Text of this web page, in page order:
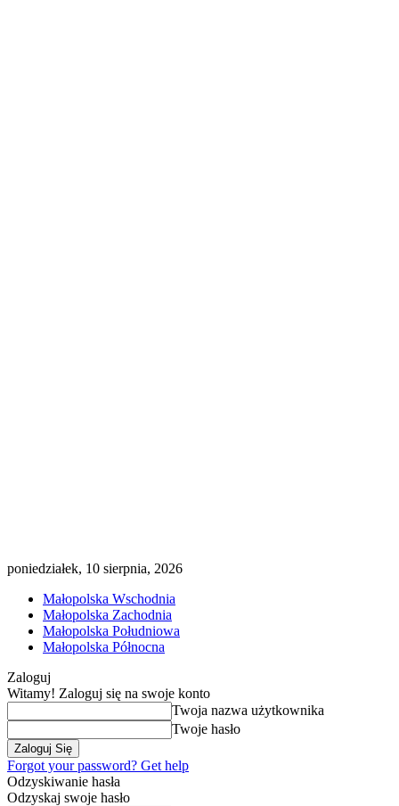
poniedziałek, 10 sierpnia, 2026
Małopolska Wschodnia
Małopolska Zachodnia
Małopolska Południowa
Małopolska Północna
Zaloguj
Witamy! Zaloguj się na swoje konto
Twoja nazwa użytkownika
Twoje hasło
Forgot your password? Get help
Odzyskiwanie hasła
Odzyskaj swoje hasło